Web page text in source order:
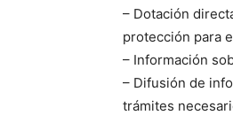
– Dotación
protección para
– Información
– Difusión de
trámites